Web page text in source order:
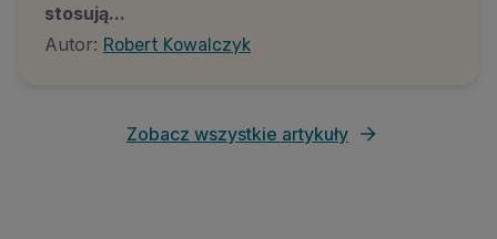
stosują...
Autor: Robert Kowalczyk
Zobacz wszystkie artykuły